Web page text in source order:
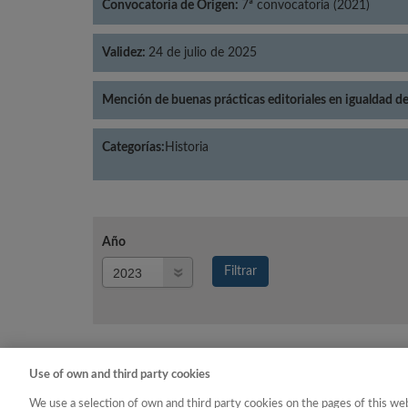
Convocatoria de Origen: 7ª convocatoria (2021)
Validez: 24 de julio de 2025
Mención de buenas prácticas editoriales en igualdad
Categorías: Historia
Año
Filtrar
Año
Use of own and third party cookies
We use a selection of own and third party cookies on the pages of this